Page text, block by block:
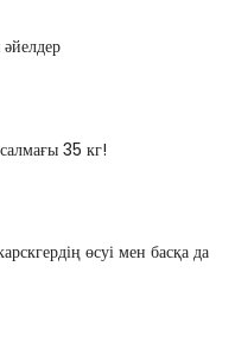
35 кг!
өсуі мен басқа да